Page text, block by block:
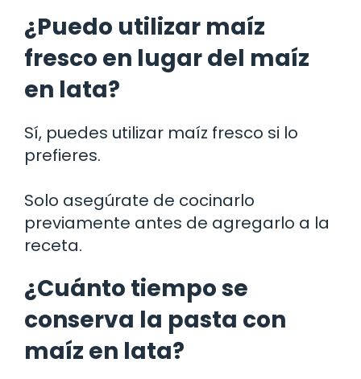
¿Puedo utilizar maíz
fresco en lugar del maíz
en lata?
Sí, puedes utilizar maíz fresco si lo
prefieres.
Solo asegúrate de cocinarlo
previamente antes de agregarlo a la
receta.
¿Cuánto tiempo se
conserva la pasta con
maíz en lata?